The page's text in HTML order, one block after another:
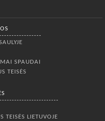
SPAUDAI
TEISĖS
TEISĖS LIETUVOJE